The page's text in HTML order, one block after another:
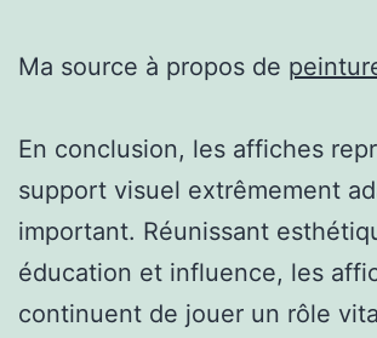
Ma source à propos de
En conclusion, les affiches
support visuel extrêmement
important. Réunissant
éducation et influence, les
continuent de jouer un rôle